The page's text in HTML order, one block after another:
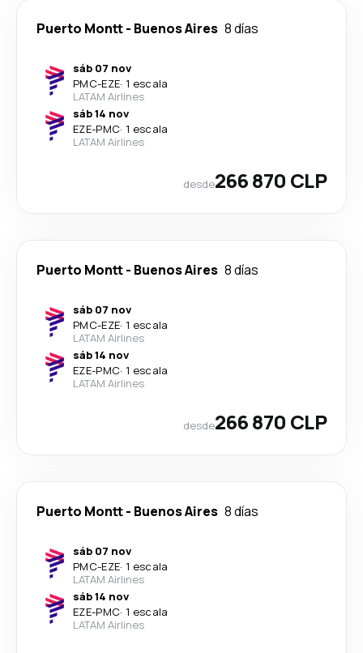
Puerto Montt- Buenos Aires 8 días
sáb 07 nov
PMC-EZE· 1 escala
LATAM Airlines
sáb 14 nov
EZE-PMC· 1 escala
LATAM Airlines
desde266 870 CLP
Puerto Montt- Buenos Aires 8 días
sáb 07 nov
PMC-EZE· 1 escala
LATAM Airlines
sáb 14 nov
EZE-PMC· 1 escala
LATAM Airlines
desde266 870 CLP
Puerto Montt- Buenos Aires 8 días
sáb 07 nov
PMC-EZE· 1 escala
LATAM Airlines
sáb 14 nov
EZE-PMC· 1 escala
LATAM Airlines